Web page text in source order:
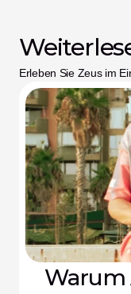
Erleben Sie Zeus im